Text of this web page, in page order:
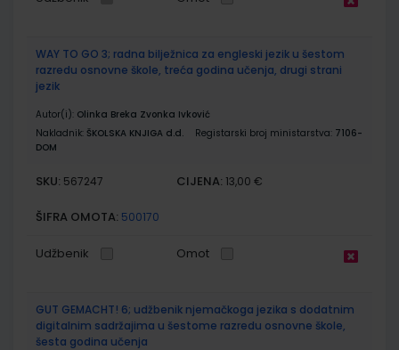
WAY TO GO 3; radna bilježnica za engleski jezik u šestom
razredu osnovne škole, treća godina učenja, drugi strani
jezik
Autor(i): Olinka Breka Zvonka Ivković
Nakladnik: ŠKOLSKA KNJIGA d.d. Registarski broj ministarstva: 7106-
DOM
SKU: 567247 CIJENA: 13,00 €
ŠIFRA OMOTA: 500170
Udžbenik Omot
GUT GEMACHT! 6; udžbenik njemačkoga jezika s dodatnim
digitalnim sadržajima u šestome razredu osnovne škole,
šesta godina učenja